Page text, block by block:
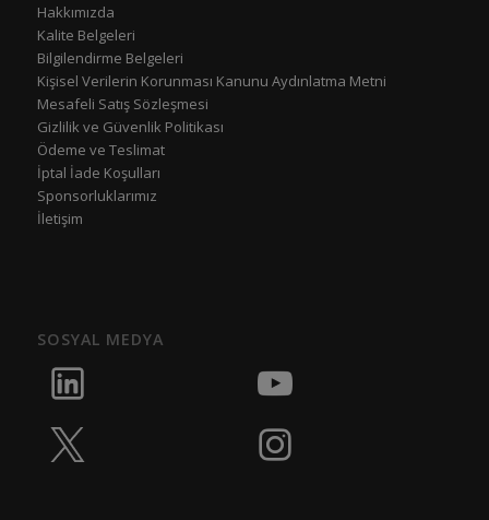
Hakkımızda
Kalite Belgeleri
Bilgilendirme Belgeleri
Kişisel Verilerin Korunması Kanunu Aydınlatma Metni
Mesafeli Satış Sözleşmesi
Gizlilik ve Güvenlik Politikası
Ödeme ve Teslimat
İptal İade Koşulları
Sponsorluklarımız
İletişim
SOSYAL MEDYA